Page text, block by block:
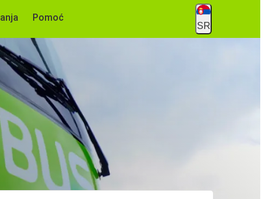
Pomoć
SR